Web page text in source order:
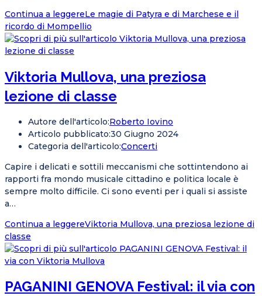
Continua a leggereLe magie di Patyra e di Marchese e il
ricordo di Mompellio
Viktoria Mullova, una preziosa
lezione di classe
Autore dell'articolo:Roberto Iovino
Articolo pubblicato:30 Giugno 2024
Categoria dell'articolo:Concerti
Capire i delicati e sottili meccanismi che sottintendono ai
rapporti fra mondo musicale cittadino e politica locale è
sempre molto difficile. Ci sono eventi per i quali si assiste
a…
Continua a leggereViktoria Mullova, una preziosa lezione di
classe
PAGANINI GENOVA Festival: il via con